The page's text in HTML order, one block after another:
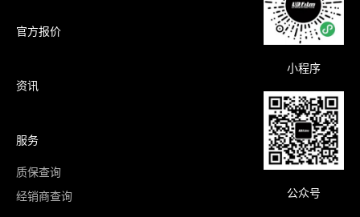
官方报价
资讯
服务
质保查询
经销商查询
小程序
公众号